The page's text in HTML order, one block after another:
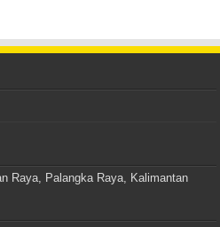
Raya, Palangka Raya, Kalimantan